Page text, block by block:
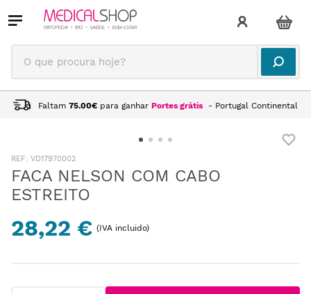
O que procura hoje?
Faltam 75.00€ para ganhar Portes grátis - Portugal Continental
: VD17970002
FACA NELSON COM CABO
ESTREITO
28,22 € (IVA incluido)